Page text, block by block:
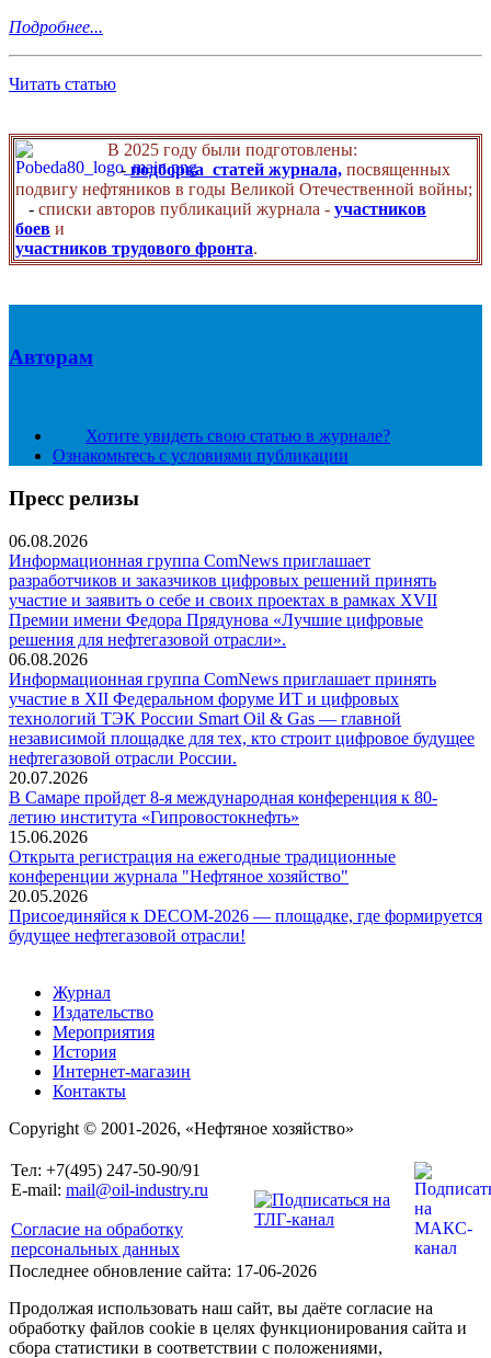
Подробнее...
Читать статью
В 2025 году были подготовлены:
- подборка статей журнала, посвященных
подвигу нефтяников в годы Великой Отечественной войны;
- списки авторов публикаций журнала - участников
боев и
участников трудового фронта.
Авторам
Хотите увидеть свою статью в журнале?
Ознакомьтесь с условиями публикации
Пресс релизы
06.08.2026
Информационная группа ComNews приглашает
разработчиков и заказчиков цифровых решений принять
участие и заявить о себе и своих проектах в рамках XVII
Премии имени Федора Прядунова «Лучшие цифровые
решения для нефтегазовой отрасли».
06.08.2026
Информационная группа ComNews приглашает принять
участие в XII Федеральном форуме ИТ и цифровых
технологий ТЭК России Smart Oil & Gas — главной
независимой площадке для тех, кто строит цифровое будущее
нефтегазовой отрасли России.
20.07.2026
В Самаре пройдет 8-я международная конференция к 80-
летию института «Гипровостокнефть»
15.06.2026
Открыта регистрация на ежегодные традиционные
конференции журнала "Нефтяное хозяйство"
20.05.2026
Присоединяйся к DECOM-2026 — площадке, где формируется
будущее нефтегазовой отрасли!
Журнал
Издательство
Мероприятия
История
Интернет-магазин
Контакты
Copyright © 2001-2026, «Нефтяное хозяйство»
Тел: +7(495) 247-50-90/91
E-mail: mail@oil-industry.ru
Согласие на обработку
персональных данных
Последнее обновление сайта: 17-06-2026
Продолжая использовать наш сайт, вы даёте согласие на
обработку файлов cookie в целях функционирования сайта и
сбора статистики в соответствии с положениями,